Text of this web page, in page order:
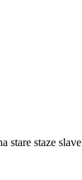
stare staze slave